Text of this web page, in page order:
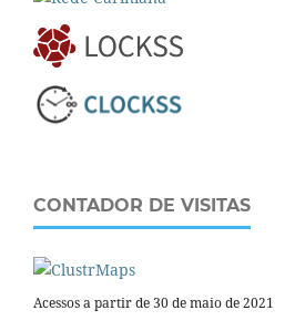
CONTADOR DE VISITAS
Acessos a partir de 30 de maio de 2021